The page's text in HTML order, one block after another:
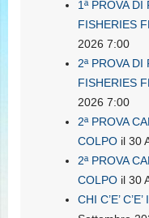
1ª PROVA DI
FISHERIES
2026 7:00
2ª PROVA DI
FISHERIES
2026 7:00
2ª PROVA
COLPO il 30
2ª PROVA
COLPO il 30
CHI C’E’